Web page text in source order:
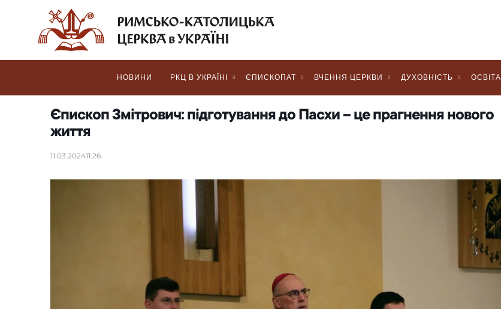
НОВИНИ РКЦ В УКРАЇНІ ЄПИСКОПАТ ВЧЕННЯ ЦЕРКВИ ДУХОВНІСТЬ ОСВІТА
Єпископ Змітрович: підготування до Пасхи – це прагнення нового
життя
11.03.202411:26